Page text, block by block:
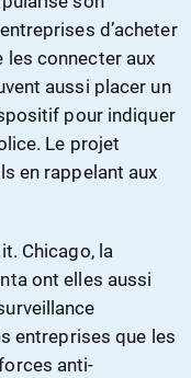
d’acheter
connecter aux
aussi placer un
pour indiquer
Le projet
en rappelant aux
Chicago, la
ont elles aussi
entreprises que les
anti-